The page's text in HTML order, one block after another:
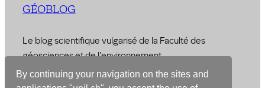
By continuing your navigation on the sites and
GÉOBLOG
Le blog scientifique vulgarisé de la Faculté des
géosciences et de l'environnement